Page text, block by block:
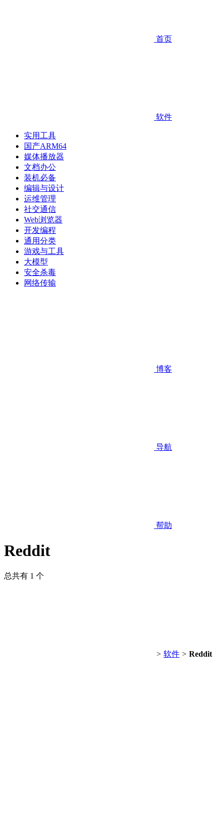
首页
软件
实用工具
国产ARM64
媒体播放器
文档办公
装机必备
编辑与设计
运维管理
社交通信
Web浏览器
开发编程
通用分类
游戏与工具
大模型
安全杀毒
网络传输
博客
导航
帮助
Reddit
总共有 1 个
> 软件 > Reddit